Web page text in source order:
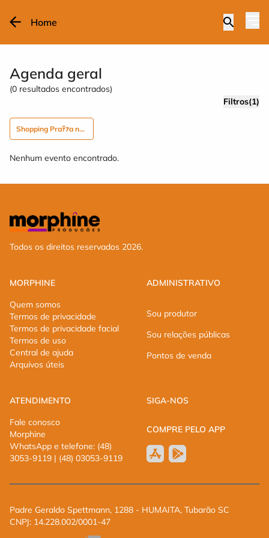
Home
Agenda geral
(0 resultados encontrados)
Filtros(1)
Shopping Praﾃｧa nova Santa Maria
Nenhum evento encontrado.
Todos os direitos reservados 2026.
MORPHINE
Quem somos
Termos de privacidade
Termos de privacidade facial
Termos de uso
Central de ajuda
Arquivos úteis
ADMINISTRATIVO
Sou produtor
Sou relações públicas
Pontos de venda
ATENDIMENTO
Fale conosco
Morphine
WhatsApp e telefone: (48)
3053-9119 | (48) 03053-9119
SIGA-NOS
COMPRE PELO APP
Padre Geraldo Spettmann, 1288 - HUMAITA, Tubarão SC
CNPJ: 14.228.002/0001-47